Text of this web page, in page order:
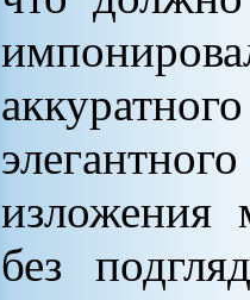
изложения
без